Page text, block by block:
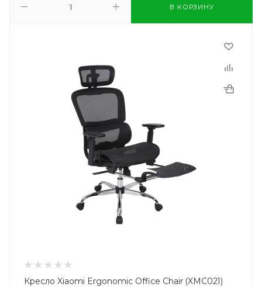
В КОРЗИНУ
Кресло Xiaomi Ergonomic Office Chair (XMC021)